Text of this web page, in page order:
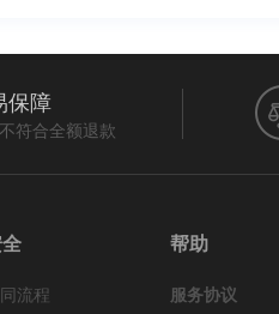
保障
符合全额退款
流程
帮助
服务协议